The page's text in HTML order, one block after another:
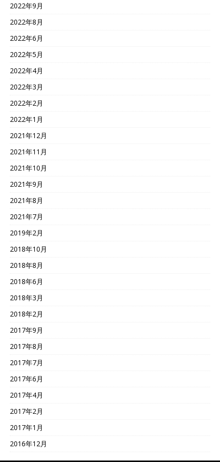
2022年9月
2022年8月
2022年6月
2022年5月
2022年4月
2022年3月
2022年2月
2022年1月
2021年12月
2021年11月
2021年10月
2021年9月
2021年8月
2021年7月
2019年2月
2018年10月
2018年8月
2018年6月
2018年3月
2018年2月
2017年9月
2017年8月
2017年7月
2017年6月
2017年4月
2017年2月
2017年1月
2016年12月